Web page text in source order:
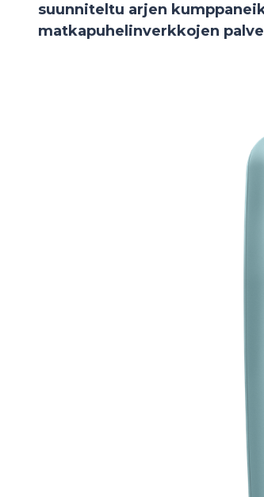
suunniteltu arjen
matkapuhelinverkkojen